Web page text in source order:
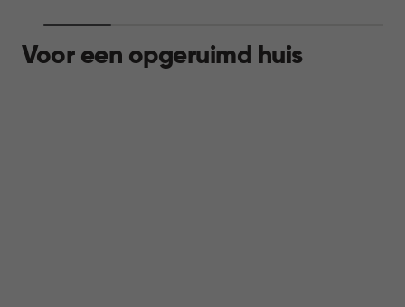
Voor een opgeruimd huis